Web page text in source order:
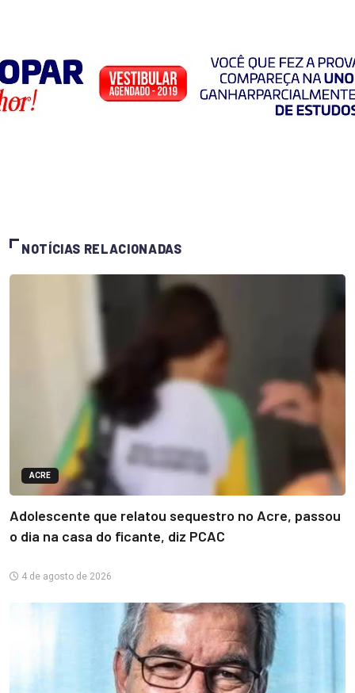
NOTÍCIAS RELACIONADAS
ACRE
Adolescente que relatou sequestro no Acre, passou
o dia na casa do ficante, diz PCAC
4 de agosto de 2026